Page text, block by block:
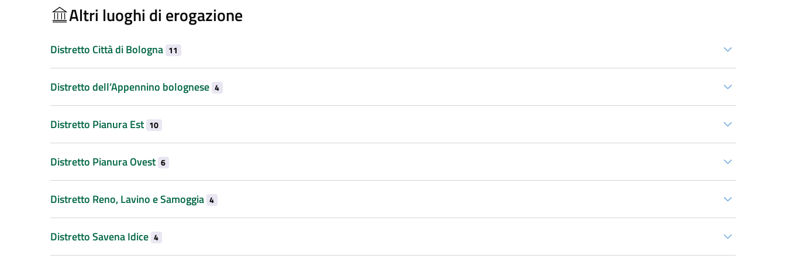
Altri luoghi di erogazione
Distretto Città di Bologna 11
Distretto dell’Appennino bolognese 4
Distretto Pianura Est 10
Distretto Pianura Ovest 6
Distretto Reno, Lavino e Samoggia 4
Distretto Savena Idice 4